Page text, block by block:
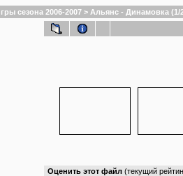
сезона 2006-2007 > Альянс - Динамовка (1/
Оценить этот файл (текущий